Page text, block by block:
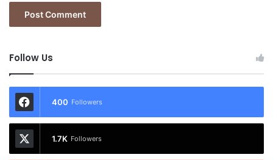
Follow Us
400 Followers
1.7K Followers